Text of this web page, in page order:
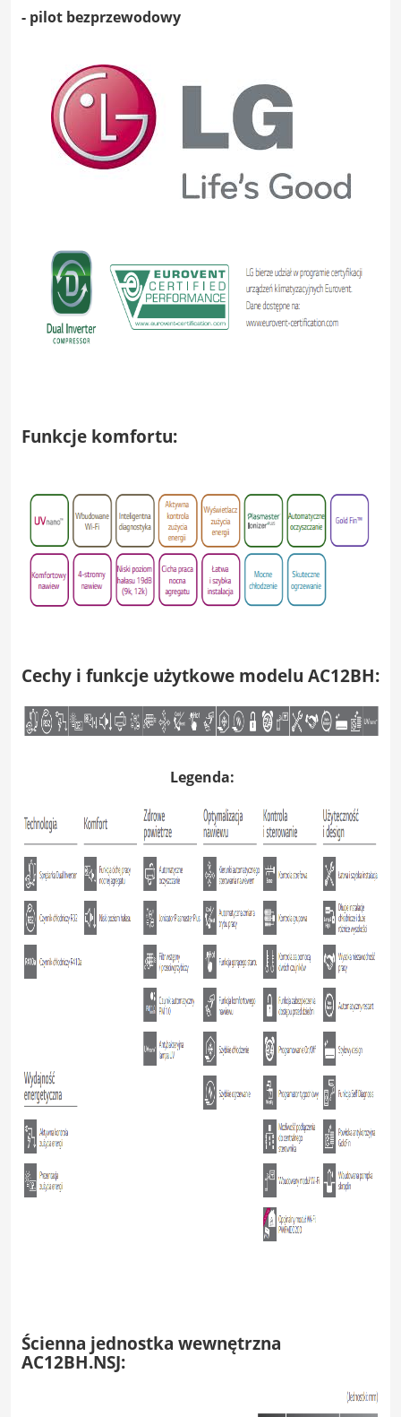
- pilot bezprzewodowy
Funkcje komfortu:
Cechy i funkcje użytkowe modelu AC12BH:
Legenda:
Ścienna jednostka wewnętrzna
AC12BH.NSJ: